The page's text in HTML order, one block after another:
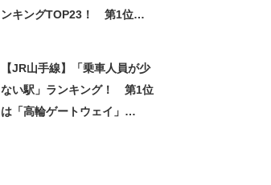
ンキングTOP23！ 第1位は
【JR山手線】「乗車人員が少
ない駅」ランキング！ 第1位
は「高輪ゲートウェイ」